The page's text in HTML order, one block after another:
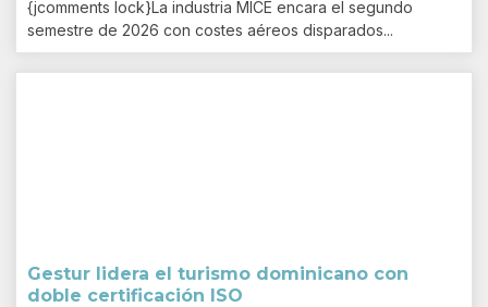
{jcomments lock}La industria MICE encara el segundo
semestre de 2026 con costes aéreos disparados...
Gestur lidera el turismo dominicano con
doble certificación ISO